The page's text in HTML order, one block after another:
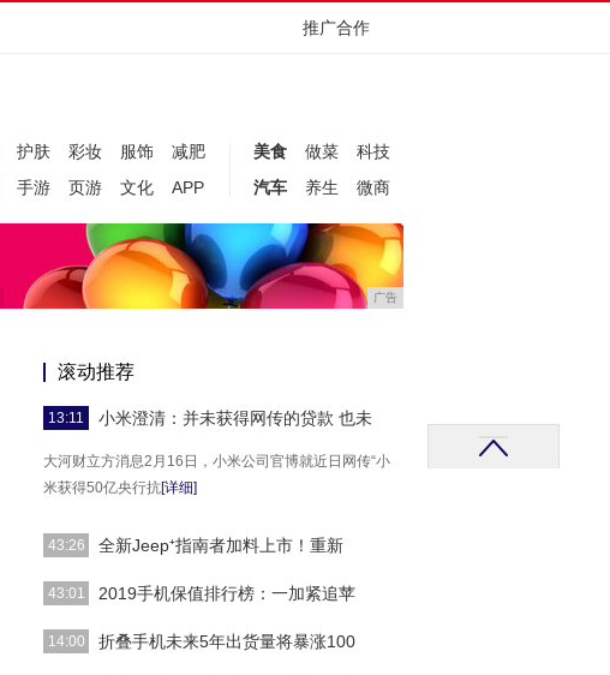
推广合作
护肤 彩妆 服饰
减肥
手游 页游 文化 APP
美食 做菜
科技
汽车
养生 微商
广告
滚动推荐
13:11 小米澄清：并未获得网传的贷款 也未
大河财立方消息2月16日，小米公司官博就近日网传“小
米获得50亿央行抗[详细]
43:26 全新Jeep⁺指南者加料上市！重新
忙碌于工作中，无暇欣赏生活中真正的色彩，让我们对单
43:01 2019手机保值排行榜：一加紧追苹
此外这份保值率榜单还列出了一份“联名手机保值榜”，这
14:00 折叠手机未来5年出货量将暴涨100